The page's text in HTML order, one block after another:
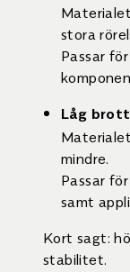
stora
Passar
Låg
mindre.
Passar
samt
Kort sagt:
stabilitet.